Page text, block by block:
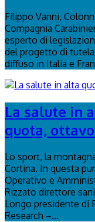
Filippo Vanni,
Compagnia
esperto di
del progetto di tutela
diffuso in Italia e
La salute in
quota,
Lo sport, la
Cortina. In questa
Operativo e
Rizzato direttore
Longo presidente di
Research –...